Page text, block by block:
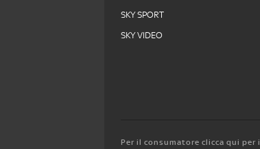
SKY SPORT
SKY VIDEO
Per il consumatore clicca qui per i